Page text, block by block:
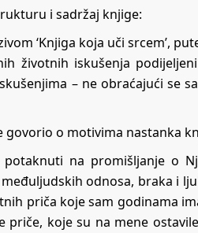
i sadržaj knjige:
‘Knjiga koja uči srcem’,
životnih iskušenja
– ne obraćajući se
o motivima nastanka
na promišljanje o
odnosa, braka i
priča koje sam godinama
priče, koje su na mene